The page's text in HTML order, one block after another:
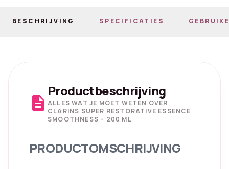
BESCHRIJVING SPECIFICATIES
description
Productbeschrijving
ALLES WAT JE MOET WETEN OVER
CLARINS SUPER RESTORATIVE ESSENCE
SMOOTHNESS – 200 ML
PRODUCTOMSCHRIJVING